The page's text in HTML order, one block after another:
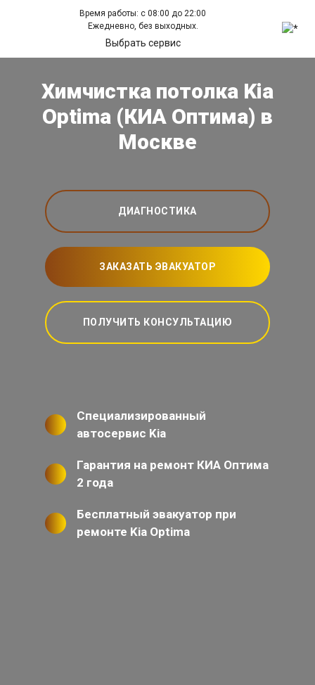
Время работы: с 08:00 до 22:00
Ежедневно, без выходных.
Выбрать сервис
Химчистка потолка Kia
Optima (КИА Оптима) в
Москве
ДИАГНОСТИКА
ЗАКАЗАТЬ ЭВАКУАТОР
ПОЛУЧИТЬ КОНСУЛЬТАЦИЮ
Специализированный
автосервис Kia
Гарантия на ремонт КИА Оптима
2 года
Бесплатный эвакуатор при
ремонте Kia Optima